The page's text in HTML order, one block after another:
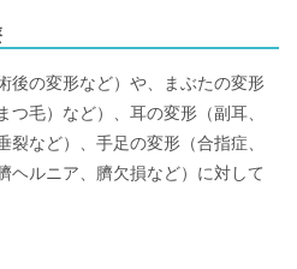
後の変形など）や、まぶたの変形
つ毛）など）、耳の変形（副耳、
など）、手足の変形（合指症、
ヘルニア、臍欠損など）に対して